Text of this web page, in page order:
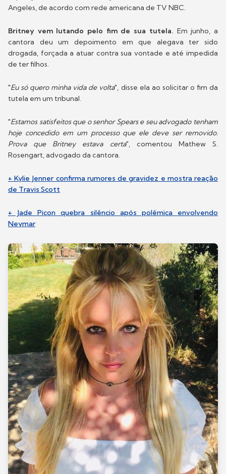
Angeles, de acordo com rede americana de TV NBC.
Britney vem lutando pelo fim de sua tutela. Em junho, a
cantora deu um depoimento em que alegava ter sido
drogada, forçada a atuar contra sua vontade e até impedida
de ter filhos.
"Eu só quero minha vida de volta", disse ela ao solicitar o fim da
tutela em um tribunal.
"Estamos satisfeitos que o senhor Spears e seu advogado tenham
hoje concedido em um processo que ele deve ser removido.
Prova que Britney estava certa", comentou Mathew S.
Rosengart, advogado da cantora.
+ Kylie Jenner confirma rumores de gravidez e mostra reação
de Travis Scott
+ Jade Picon quebra silêncio após polêmica envolvendo
Neymar